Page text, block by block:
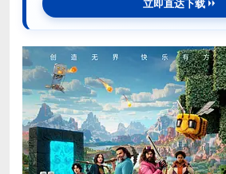
立即直达下载